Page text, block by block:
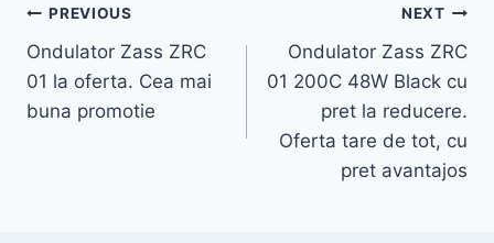
Post
navigation
PREVIOUS
Ondulator Zass ZRC
01 la oferta. Cea mai
buna promotie
NEXT
Ondulator Zass ZRC
01 200C 48W Black cu
pret la reducere.
Oferta tare de tot, cu
pret avantajos